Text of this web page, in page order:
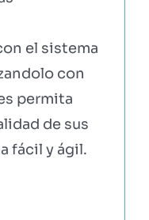
el sistema
con
permita
de sus
fácil y ágil.